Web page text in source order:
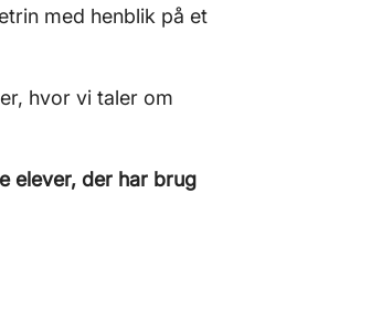
med henblik på et
hvor vi taler om
elever, der har brug